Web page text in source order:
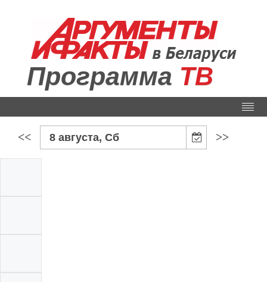
Программа ТВ
<< 8 августа, Сб >>